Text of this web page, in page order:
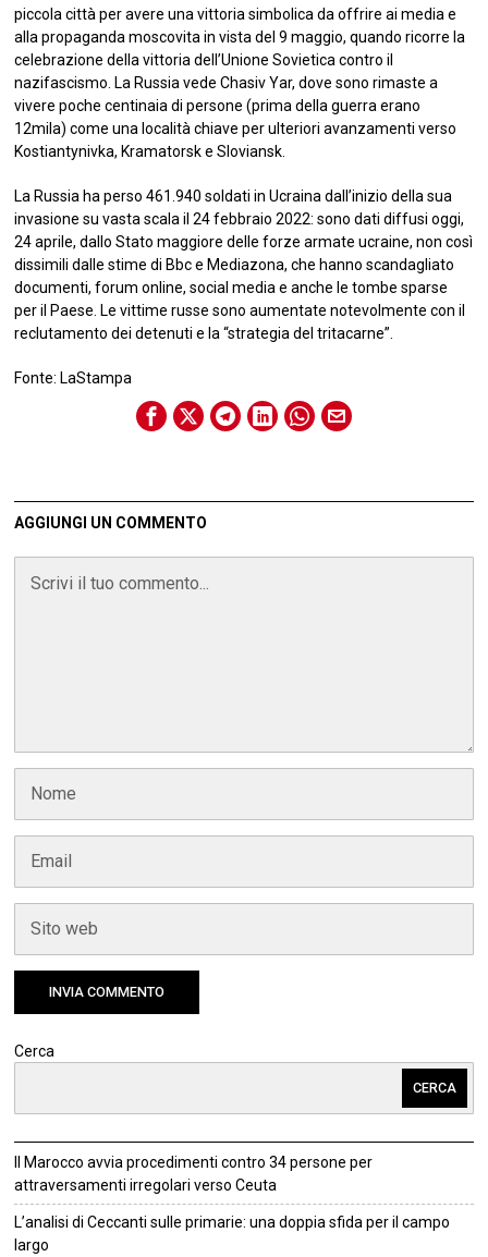
piccola città per avere una vittoria simbolica da offrire ai media e
alla propaganda moscovita in vista del 9 maggio, quando ricorre la
celebrazione della vittoria dell’Unione Sovietica contro il
nazifascismo. La Russia vede Chasiv Yar, dove sono rimaste a
vivere poche centinaia di persone (prima della guerra erano
12mila) come una località chiave per ulteriori avanzamenti verso
Kostiantynivka, Kramatorsk e Sloviansk.
La Russia ha perso 461.940 soldati in Ucraina dall’inizio della sua
invasione su vasta scala il 24 febbraio 2022: sono dati diffusi oggi,
24 aprile, dallo Stato maggiore delle forze armate ucraine, non così
dissimili dalle stime di Bbc e Mediazona, che hanno scandagliato
documenti, forum online, social media e anche le tombe sparse
per il Paese. Le vittime russe sono aumentate notevolmente con il
reclutamento dei detenuti e la “strategia del tritacarne”.
Fonte: LaStampa
AGGIUNGI UN COMMENTO
Cerca
CERCA
Il Marocco avvia procedimenti contro 34 persone per
attraversamenti irregolari verso Ceuta
L’analisi di Ceccanti sulle primarie: una doppia sfida per il campo
largo